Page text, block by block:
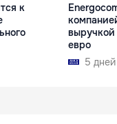
к
евро
5